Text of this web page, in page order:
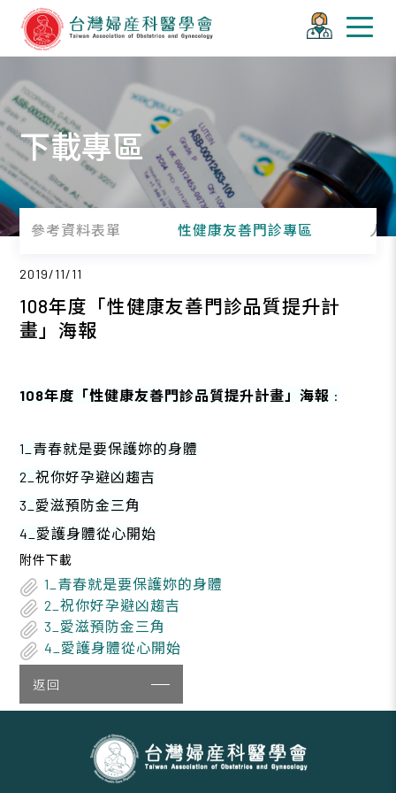
下載專區
參考資料表單 性健康友善門診專區 人
2019/11/11
108年度「性健康友善門診品質提升計
畫」海報
108年度「性健康友善門診品質提升計畫」海報 :
1_青春就是要保護妳的身體
2_祝你好孕避凶趨吉
3_ 愛滋預防金三角
4_ 愛護身體從心開始
附件下載
1_青春就是要保護妳的身體
2_祝你好孕避凶趨吉
3_愛滋預防金三角
4_愛護身體從心開始
返回